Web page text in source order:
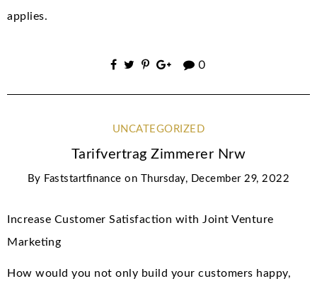
applies.
0
UNCATEGORIZED
Tarifvertrag Zimmerer Nrw
By Faststartfinance on Thursday, December 29, 2022
Increase Customer Satisfaction with Joint Venture
Marketing
How would you not only build your customers happy,